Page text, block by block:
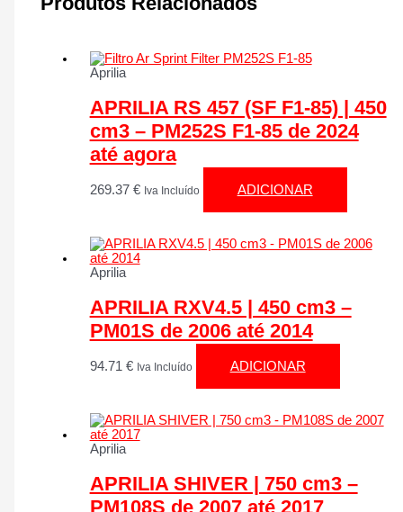
Aprilia
APRILIA RS 457 (SF F1-85) | 450
cm3 – PM252S F1-85 de 2024
até agora
269.37 € Iva Incluído ADICIONAR
Aprilia
APRILIA RXV4.5 | 450 cm3 –
PM01S de 2006 até 2014
94.71 € Iva Incluído ADICIONAR
Aprilia
APRILIA SHIVER | 750 cm3 –
PM108S de 2007 até 2017